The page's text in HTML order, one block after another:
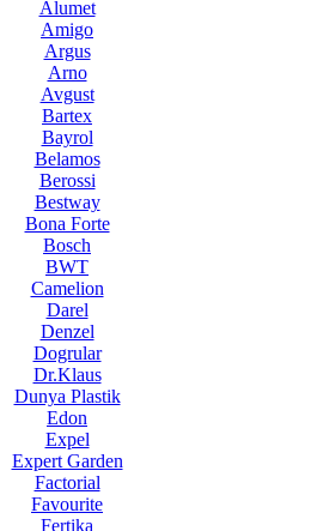
Alumet
Amigo
Argus
Arno
Avgust
Bartex
Bayrol
Belamos
Berossi
Bestway
Bona Forte
Bosch
BWT
Camelion
Darel
Denzel
Dogrular
Dr.Klaus
Dunya Plastik
Edon
Expel
Expert Garden
Factorial
Favourite
Fertika